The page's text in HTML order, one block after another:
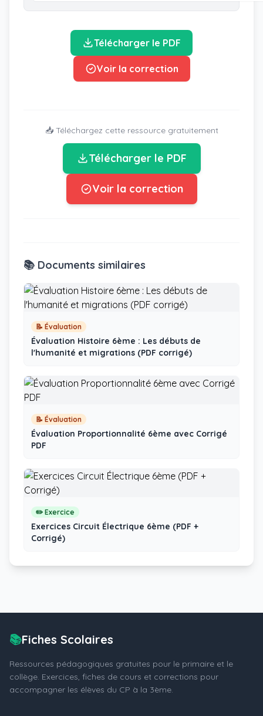
Télécharger le PDF
Voir la correction
📥 Téléchargez cette ressource gratuitement
Télécharger le PDF
Voir la correction
📚 Documents similaires
📝 Évaluation
Évaluation Histoire 6ème : Les débuts de
l'humanité et migrations (PDF corrigé)
📝 Évaluation
Évaluation Proportionnalité 6ème avec Corrigé
PDF
✏️ Exercice
Exercices Circuit Électrique 6ème (PDF +
Corrigé)
📚Fiches Scolaires
Ressources pédagogiques gratuites pour le primaire et le
collège. Exercices, fiches de cours et corrections pour
accompagner les élèves du CP à la 3ème.